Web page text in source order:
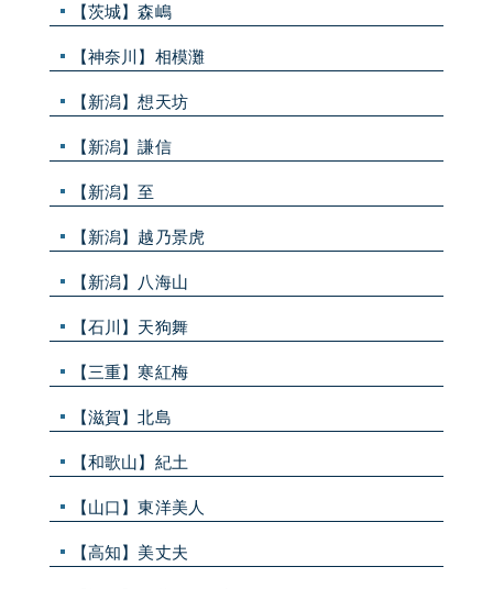
【茨城】森嶋
【神奈川】相模灘
【新潟】想天坊
【新潟】謙信
【新潟】至
【新潟】越乃景虎
【新潟】八海山
【石川】天狗舞
【三重】寒紅梅
【滋賀】北島
【和歌山】紀土
【山口】東洋美人
【高知】美丈夫